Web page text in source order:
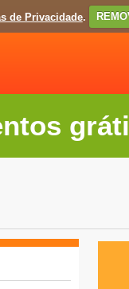
de Privacidade.